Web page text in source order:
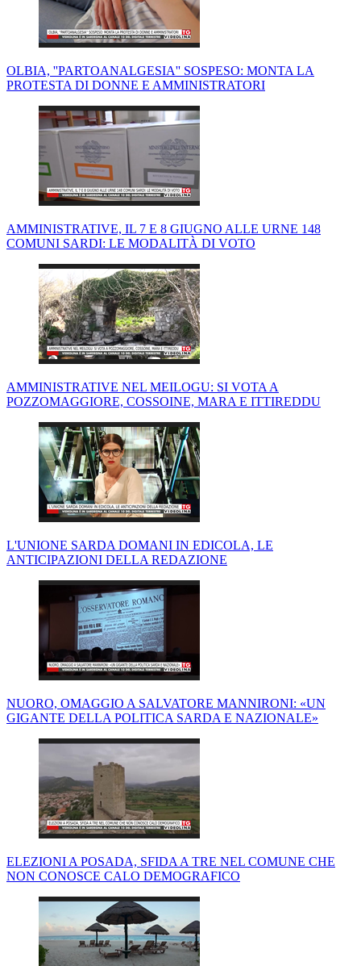
OLBIA, ''PARTOANALGESIA'' SOSPESO: MONTA LA
PROTESTA DI DONNE E AMMINISTRATORI
AMMINISTRATIVE, IL 7 E 8 GIUGNO ALLE URNE 148
COMUNI SARDI: LE MODALITÀ DI VOTO
AMMINISTRATIVE NEL MEILOGU: SI VOTA A
POZZOMAGGIORE, COSSOINE, MARA E ITTIREDDU
L'UNIONE SARDA DOMANI IN EDICOLA, LE
ANTICIPAZIONI DELLA REDAZIONE
NUORO, OMAGGIO A SALVATORE MANNIRONI: «UN
GIGANTE DELLA POLITICA SARDA E NAZIONALE»
ELEZIONI A POSADA, SFIDA A TRE NEL COMUNE CHE
NON CONOSCE CALO DEMOGRAFICO